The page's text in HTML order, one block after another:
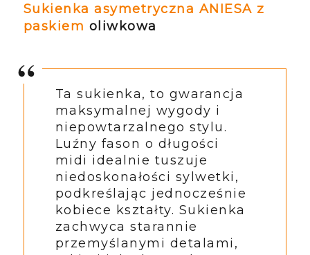
Sukienka asymetryczna ANIESA z
paskiem oliwkowa
Ta sukienka, to gwarancja
maksymalnej wygody i
niepowtarzalnego stylu.
Luźny fason o długości
midi idealnie tuszuje
niedoskonałości sylwetki,
podkreślając jednocześnie
kobiece kształty. Sukienka
zachwyca starannie
przemyślanymi detalami,